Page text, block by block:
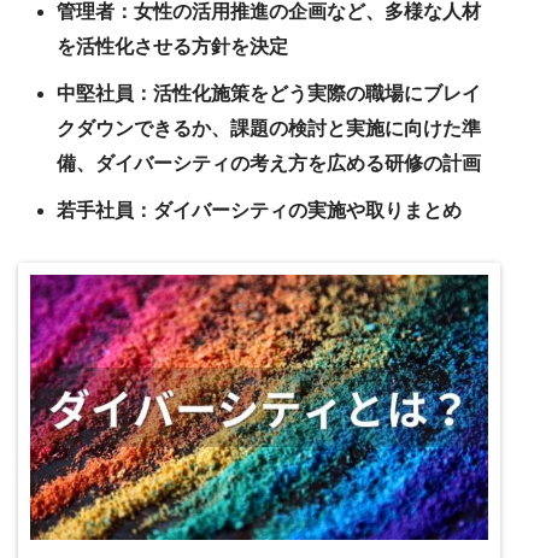
管理者：女性の活用推進の企画など、多様な人材
を活性化させる方針を決定
中堅社員：活性化施策をどう実際の職場にブレイ
クダウンできるか、課題の検討と実施に向けた準
備、ダイバーシティの考え方を広める研修の計画
若手社員：ダイバーシティの実施や取りまとめ